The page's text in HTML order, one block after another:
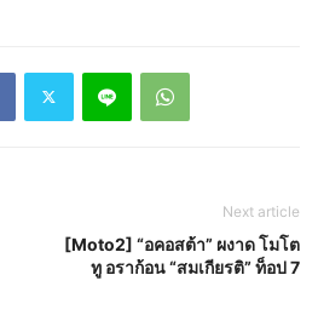
Next article
[Moto2] “อคอสต้า” ผงาด โมโต
ทู อราก้อน “สมเกียรติ” ท็อป 7